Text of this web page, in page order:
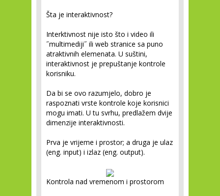
Šta je interaktivnost?
Interktivnost nije isto što i video ili
˝multimediji˝ ili web stranice sa puno
atraktivnih elemenata. U suštini,
interaktivnost je prepuštanje kontrole
korisniku.
Da bi se ovo razumjelo, dobro je
raspoznati vrste kontrole koje korisnici
mogu imati. U tu svrhu, predlažem dvije
dimenzije interaktivnosti.
Prva je vrijeme i prostor; a druga je ulaz
(eng. input) i izlaz (eng. output).
Kontrola nad vremenom i prostorom